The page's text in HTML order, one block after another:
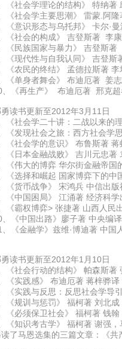
《社会学理论的结构》 特纳
《社会学主要思潮》 雷蒙.阿
《意识形态与乌托邦》 卡尔·
《社会的构成》 吉登斯著 李
《民族国家与暴力》 吉登斯
《现代性与自我认同》 吉登
《农民的终结》 孟德拉斯著
《单身者舞会》 布迪厄著 姜
、《再生产》 布迪厄著 邢克
勇读书更新至2012年3月11日
《社会学二十讲：二战以来的
《发现社会之旅：西方社会学
《社会学的意识》 布鲁斯著
《日本金融战败》 吉川元忠著
《伟大的博弈 华尔街金融帝国
《选择和崛起 国家博弈下的中
《货币战争》 宋鸿兵 中信出版
《中国困局》 江涌著 经济科学
《霸权博弈> 张捷著 山西人民
、《中国出路》廖子著 中央编
、《金融学》兹维·博迪著 中国
勇读书更新至2012年1月10日
《社会行动的结构》 帕森斯著
《实践感》 布迪厄著 蒋梓骅
《实践与反思：反思社会学导
《规训与惩罚》 福柯著 刘北
《必须保卫社会》 福柯著 钱
《知识考古学》 福柯著 谢强
读了马恩选集的三篇文章：《